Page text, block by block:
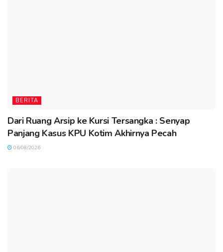
BERITA
Dari Ruang Arsip ke Kursi Tersangka : Senyap
Panjang Kasus KPU Kotim Akhirnya Pecah
06/08/2026